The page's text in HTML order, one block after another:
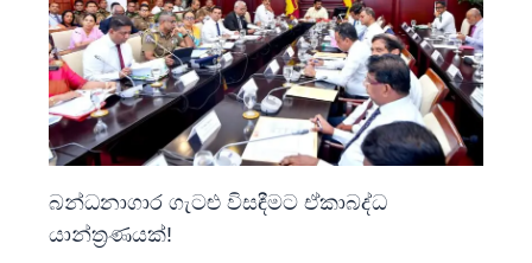
බන්ධනාගාර ගැටළු විසඳීමට ඒකාබද්ධ
යාන්ත්‍රණයක්!